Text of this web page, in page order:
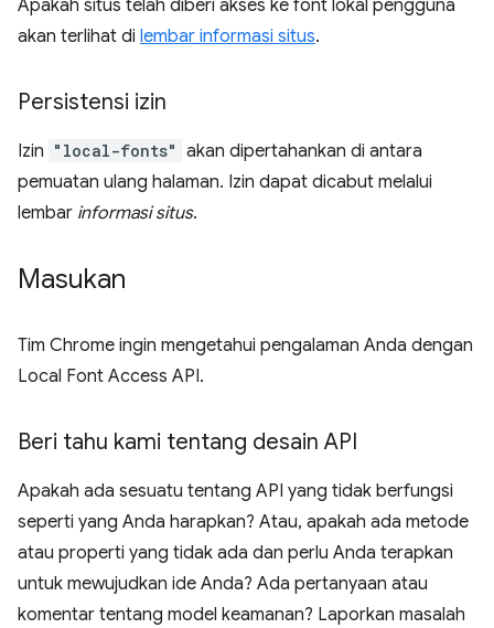
Apakah situs telah diberi akses ke font lokal pengguna
akan terlihat di lembar informasi situs.
Persistensi izin
Izin "local-fonts" akan dipertahankan di antara
pemuatan ulang halaman. Izin dapat dicabut melalui
lembar informasi situs.
Masukan
Tim Chrome ingin mengetahui pengalaman Anda dengan
Local Font Access API.
Beri tahu kami tentang desain API
Apakah ada sesuatu tentang API yang tidak berfungsi
seperti yang Anda harapkan? Atau, apakah ada metode
atau properti yang tidak ada dan perlu Anda terapkan
untuk mewujudkan ide Anda? Ada pertanyaan atau
komentar tentang model keamanan? Laporkan masalah